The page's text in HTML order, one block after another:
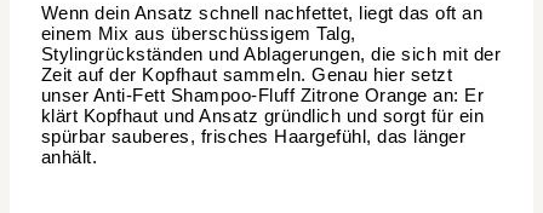
Wenn dein Ansatz schnell nachfettet, liegt das oft an
einem Mix aus überschüssigem Talg,
Stylingrückständen und Ablagerungen, die sich mit der
Zeit auf der Kopfhaut sammeln. Genau hier setzt
unser Anti-Fett Shampoo-Fluff Zitrone Orange an: Er
klärt Kopfhaut und Ansatz gründlich und sorgt für ein
spürbar sauberes, frisches Haargefühl, das länger
anhält.